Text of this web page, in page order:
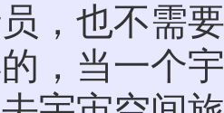
，也不需
，当一个